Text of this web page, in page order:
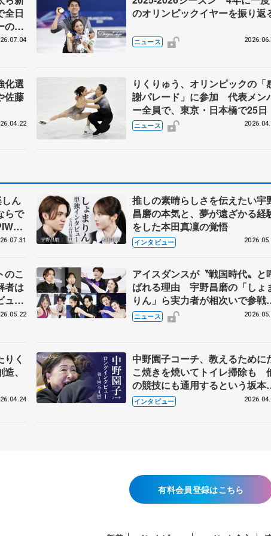
全日
の島
のオリンピックイヤーを振り返
ニュース
化選
佐藤
りくりゅう、オリンピックの「
謝パレード」に参加 代表メン
ー全員で、東京・日本橋で25日
ニュース
ん
らで
前
推しの素晴らしさを伝えたい宇
昌磨の本気と、夢が遠ざかる経
をした本田真凜の覚悟
インタビュー
のこ
者は
ュー
人、
アイスダンスが〝戦国時代〟と
ばれる理由 宇野昌磨の「しょ
りん」ら実力者が相次いで参
国内の競争激化
ニュース
く
、
中野園子コーチ、教えるために
こ焼きを焼いてトイレ掃除も
の競技にも通用するという坂本
織の筋肉
インタビュー
有料会員登録はこちら